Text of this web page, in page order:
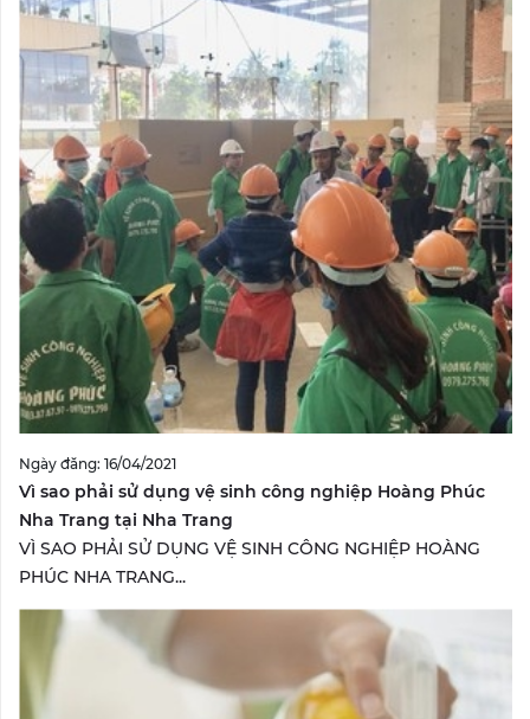
Ngày đăng: 16/04/2021
Vì sao phải sử dụng vệ sinh công nghiệp Hoàng Phúc
Nha Trang tại Nha Trang
VÌ SAO PHẢI SỬ DỤNG VỆ SINH CÔNG NGHIỆP HOÀNG
PHÚC NHA TRANG...